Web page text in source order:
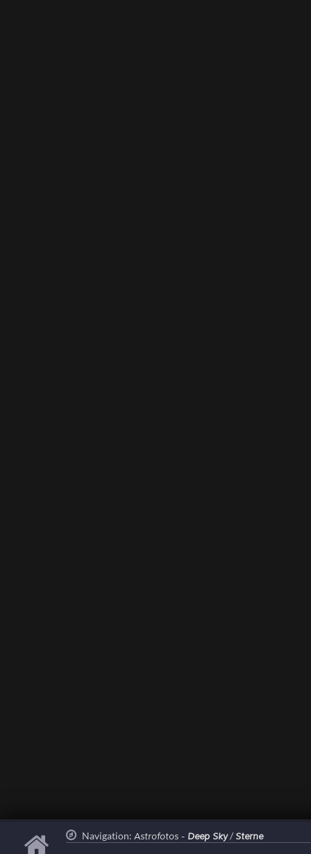
Navigation: Astrofotos - Deep Sky/ Sterne